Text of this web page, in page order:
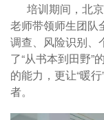
培训期间，北京
老师带领师生团队
调查、风险识别、
了“从书本到田野”
的能力，更让“暖
者。